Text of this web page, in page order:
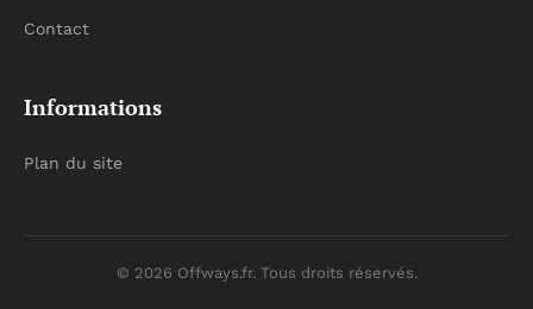
Contact
Informations
Plan du site
© 2026 Offways.fr. Tous droits réservés.